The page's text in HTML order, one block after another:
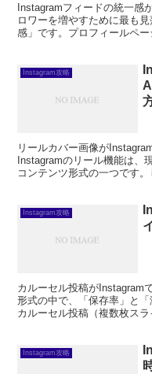
Instagramフィードの統一感
ロワーを増やすために最も
感」です。プロフィールペ
Instagram攻略
リールカバー画像が
Instagramのリール機能は、
コンテンツ形式の一つです
Instagram攻略
カルーセル投稿がInstagram
形式の中で、「保存率」と
カルーセル投稿（複数枚ス
Instagram攻略